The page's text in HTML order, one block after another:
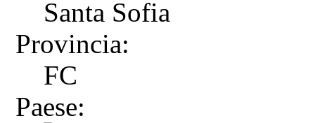
Santa Sofia
Provincia:
FC
Paese: